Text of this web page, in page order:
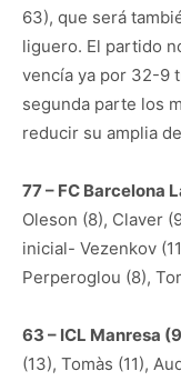
63), que será
liguero. El partido
vencía ya por 32-9
segunda parte los
reducir su amplia
77 – FC Barcelona
Oleson (8), Claver
inicial- Vezenkov
Perperoglou (8),
63 – ICL Manresa
(13), Tomàs (11),